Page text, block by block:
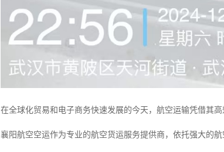
在全球化贸易和电子商务快速发展的今天，航空运输凭借其
襄阳航空空运作为专业的航空货运服务提供商，依托强大的